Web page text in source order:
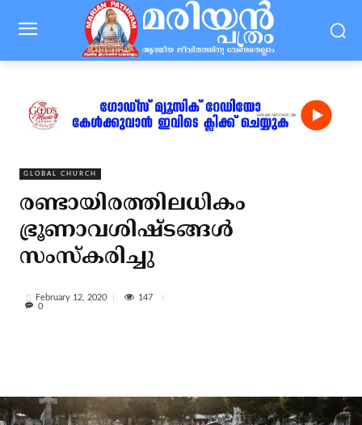
GLOBAL CHURCH
രണ്ടായിരത്തിലധികം
ഭ്രൂണാവശിഷ്ടങ്ങള്‍
സംസ്‌കരിച്ചു
February 12, 2020
147
0